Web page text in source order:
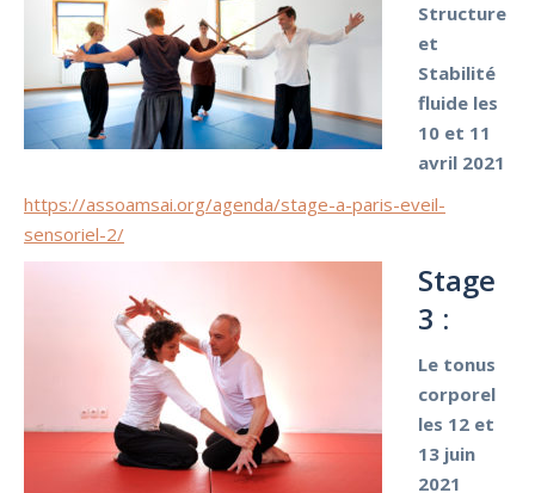
Structure
et
Stabilité
fluide les
10 et 11
avril 2021
https://assoamsai.org/agenda/stage-a-paris-eveil-
sensoriel-2/
Stage
3 :
Le tonus
corporel
les 12 et
13 juin
2021